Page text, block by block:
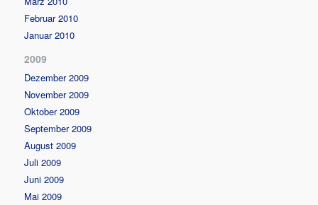
Februar 2010
Januar 2010
2009
Dezember 2009
November 2009
Oktober 2009
September 2009
August 2009
Juli 2009
Juni 2009
Mai 2009